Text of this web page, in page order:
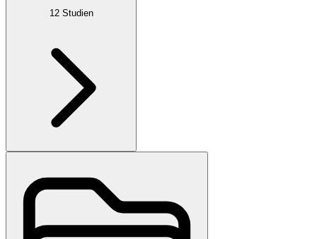
12 Studien